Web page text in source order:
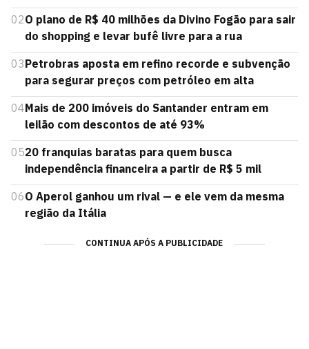
02O plano de R$ 40 milhões da Divino Fogão para sair
do shopping e levar bufê livre para a rua
03Petrobras aposta em refino recorde e subvenção
para segurar preços com petróleo em alta
04Mais de 200 imóveis do Santander entram em
leilão com descontos de até 93%
0520 franquias baratas para quem busca
independência financeira a partir de R$ 5 mil
06O Aperol ganhou um rival — e ele vem da mesma
região da Itália
CONTINUA APÓS A PUBLICIDADE